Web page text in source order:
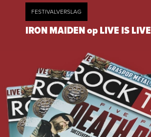
FESTIVALVERSLAG
IRON MAIDEN op LIVE IS LIVE